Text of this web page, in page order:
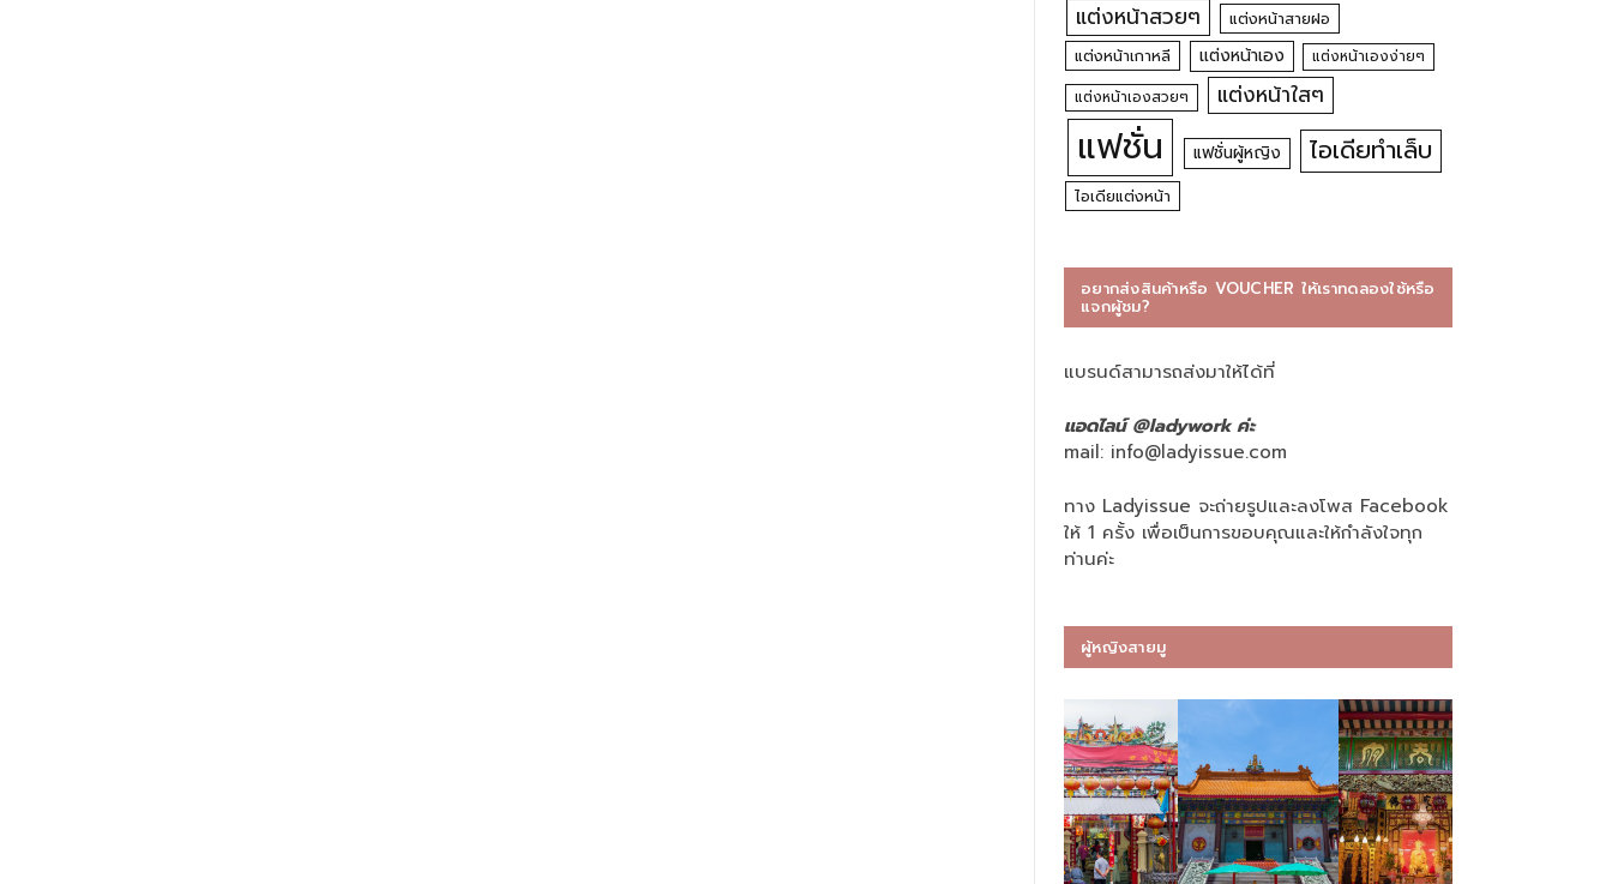
แต่งหน้าสวยๆ
แต่งหน้าสายฝอ
แต่งหน้าเกาหลี
แต่งหน้าเอง
แต่งหน้าเองง่ายๆ
แต่งหน้าเองสวยๆ
แต่งหน้าใสๆ
แฟชั่น แฟชั่นผู้หญิง ไอเดียทำเล็บ
ไอเดียแต่งหน้า
อยากส่งสินค้าหรือ VOUCHER ให้เราทดลองใช้หรือ
แจกผู้ชม?
แบรนด์สามารถส่งมาให้ได้ที่
แอดไลน์ @ladywork ค่ะ
mail: info@ladyissue.com
ทาง Ladyissue จะถ่ายรูปและลงโพส Facebook
ให้ 1 ครั้ง เพื่อเป็นการขอบคุณและให้กำลังใจทุก
ท่านค่ะ
ผู้หญิงสายมู